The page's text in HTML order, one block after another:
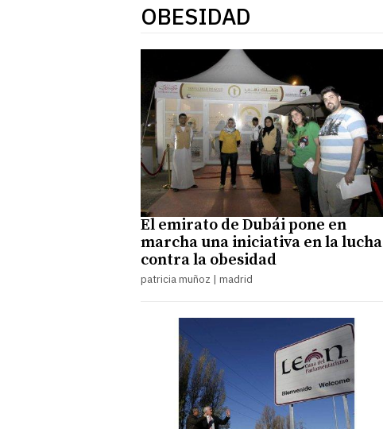
OBESIDAD
El emirato de Dubái pone en
marcha una iniciativa en la lucha
contra la obesidad
patricia muñoz | madrid